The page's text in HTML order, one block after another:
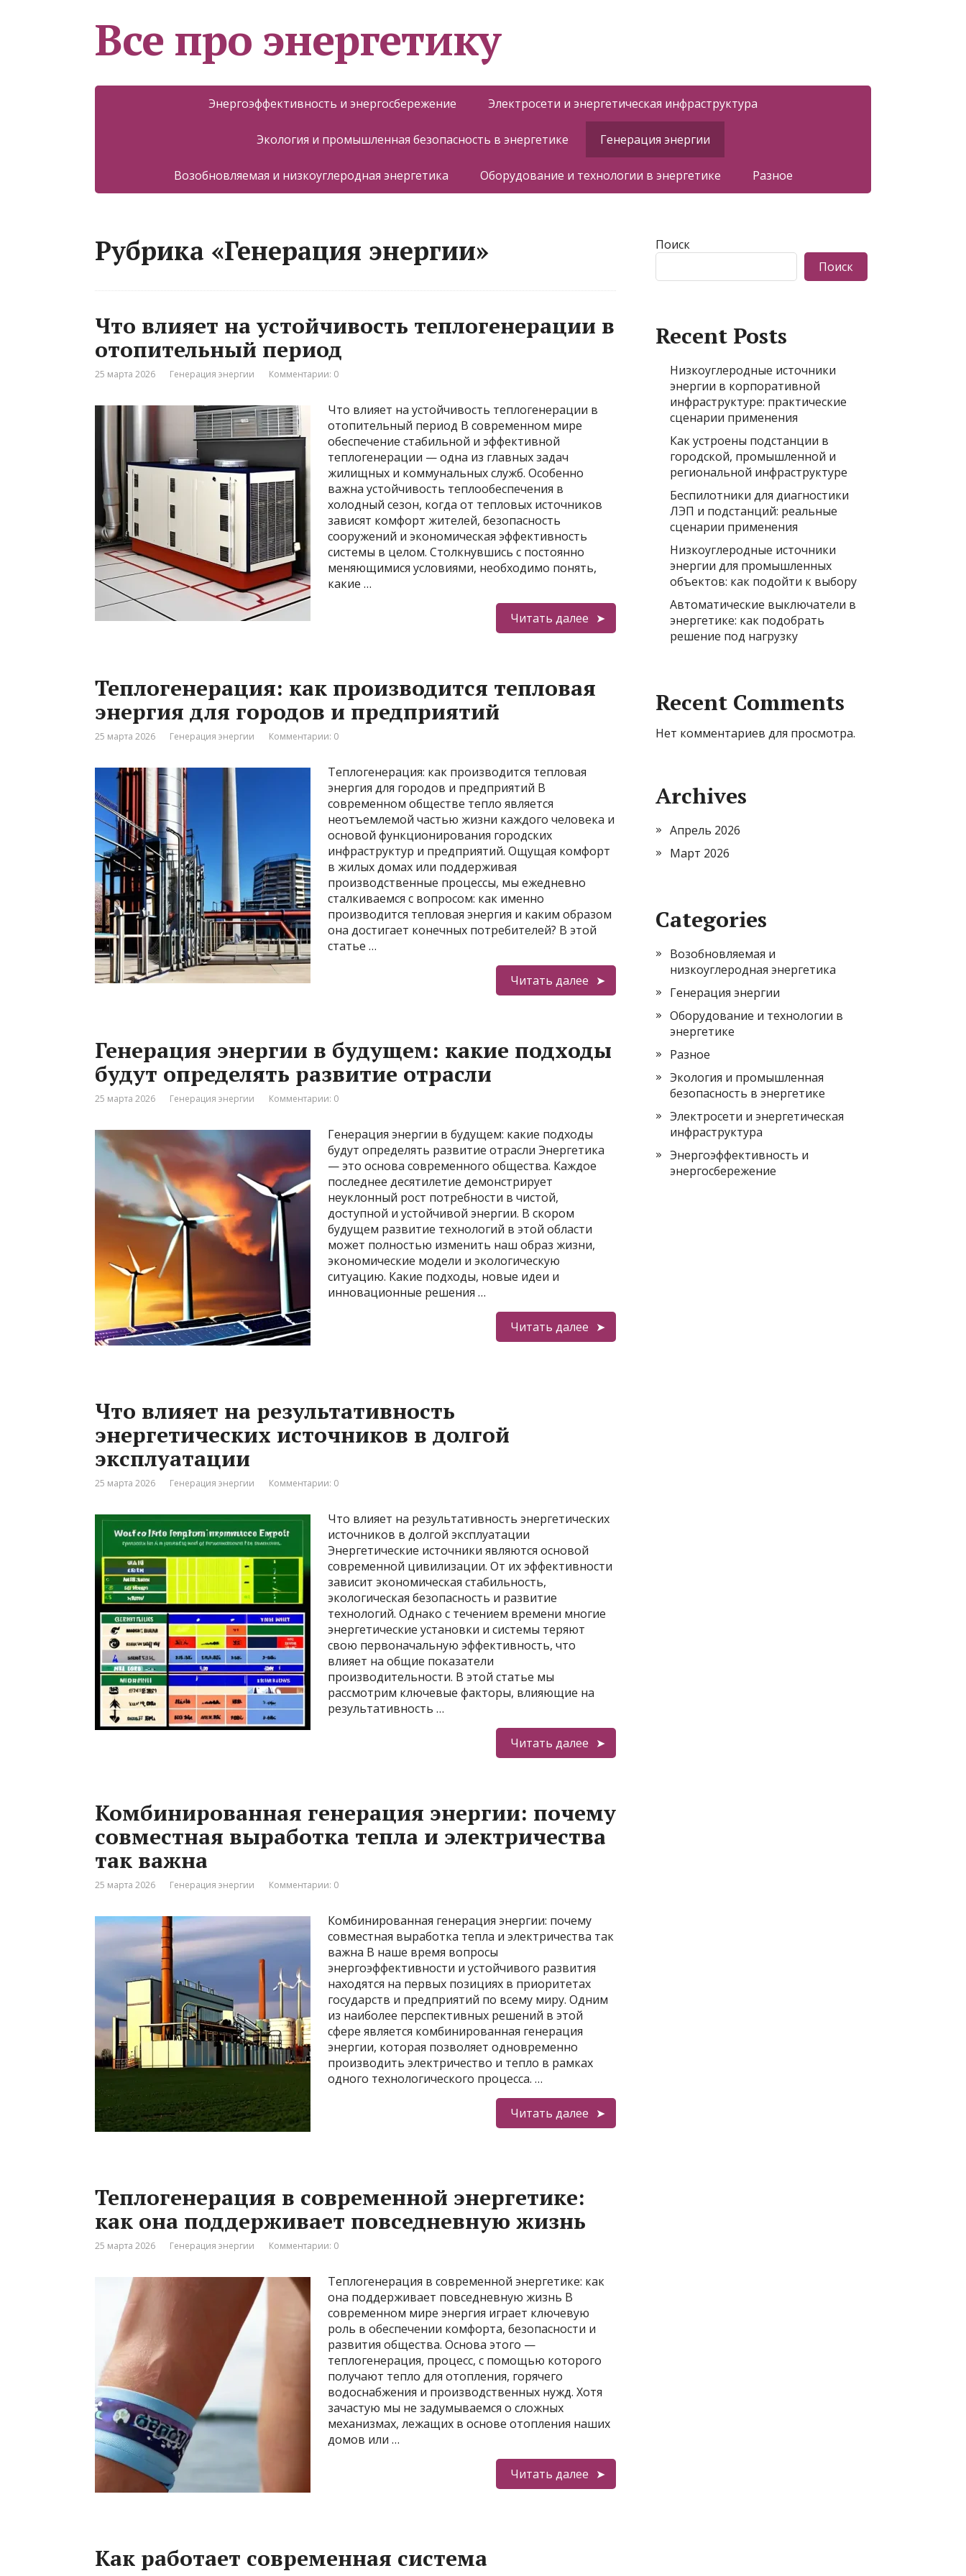
Все про энергетику
Энергоэффективность и энергосбережение Электросети и энергетическая инфраструктура
Экология и промышленная безопасность в энергетике Генерация энергии
Возобновляемая и низкоуглеродная энергетика Оборудование и технологии в энергетике Разное
Рубрика «Генерация энергии»
Что влияет на устойчивость теплогенерации в
отопительный период
25 марта 2026 Генерация энергии Комментарии: 0
Что влияет на устойчивость теплогенерации в
отопительный период В современном мире
обеспечение стабильной и эффективной
теплогенерации — одна из главных задач
жилищных и коммунальных служб. Особенно
важна устойчивость теплообеспечения в
холодный сезон, когда от тепловых источников
зависят комфорт жителей, безопасность
сооружений и экономическая эффективность
системы в целом. Столкнувшись с постоянно
меняющимися условиями, необходимо понять,
какие …
Читать далее
Теплогенерация: как производится тепловая
энергия для городов и предприятий
25 марта 2026 Генерация энергии Комментарии: 0
Теплогенерация: как производится тепловая
энергия для городов и предприятий В
современном обществе тепло является
неотъемлемой частью жизни каждого человека и
основой функционирования городских
инфраструктур и предприятий. Ощущая комфорт
в жилых домах или поддерживая
производственные процессы, мы ежедневно
сталкиваемся с вопросом: как именно
производится тепловая энергия и каким образом
она достигает конечных потребителей? В этой
статье …
Читать далее
Генерация энергии в будущем: какие подходы
будут определять развитие отрасли
25 марта 2026 Генерация энергии Комментарии: 0
Генерация энергии в будущем: какие подходы
будут определять развитие отрасли Энергетика
— это основа современного общества. Каждое
последнее десятилетие демонстрирует
неуклонный рост потребности в чистой,
доступной и устойчивой энергии. В скором
будущем развитие технологий в этой области
может полностью изменить наш образ жизни,
экономические модели и экологическую
ситуацию. Какие подходы, новые идеи и
инновационные решения …
Читать далее
Что влияет на результативность
энергетических источников в долгой
эксплуатации
25 марта 2026 Генерация энергии Комментарии: 0
Что влияет на результативность энергетических
источников в долгой эксплуатации
Энергетические источники являются основой
современной цивилизации. От их эффективности
зависит экономическая стабильность,
экологическая безопасность и развитие
технологий. Однако с течением времени многие
энергетические установки и системы теряют
свою первоначальную эффективность, что
влияет на общие показатели
производительности. В этой статье мы
рассмотрим ключевые факторы, влияющие на
результативность …
Читать далее
Комбинированная генерация энергии: почему
совместная выработка тепла и электричества
так важна
25 марта 2026 Генерация энергии Комментарии: 0
Комбинированная генерация энергии: почему
совместная выработка тепла и электричества так
важна В наше время вопросы
энергоэффективности и устойчивого развития
находятся на первых позициях в приоритетах
государств и предприятий по всему миру. Одним
из наиболее перспективных решений в этой
сфере является комбинированная генерация
энергии, которая позволяет одновременно
производить электричество и тепло в рамках
одного технологического процесса. …
Читать далее
Теплогенерация в современной энергетике:
как она поддерживает повседневную жизнь
25 марта 2026 Генерация энергии Комментарии: 0
Теплогенерация в современной энергетике: как
она поддерживает повседневную жизнь В
современном мире энергия играет ключевую
роль в обеспечении комфорта, безопасности и
развития общества. Основа этого —
теплогенерация, процесс, с помощью которого
получают тепло для отопления, горячего
водоснабжения и производственных нужд. Хотя
зачастую мы не задумываемся о сложных
механизмах, лежащих в основе отопления наших
домов или …
Читать далее
Как работает современная система
Поиск
Поиск
Recent Posts
Низкоуглеродные источники
энергии в корпоративной
инфраструктуре: практические
сценарии применения
Как устроены подстанции в
городской, промышленной и
региональной инфраструктуре
Беспилотники для диагностики
ЛЭП и подстанций: реальные
сценарии применения
Низкоуглеродные источники
энергии для промышленных
объектов: как подойти к выбору
Автоматические выключатели в
энергетике: как подобрать
решение под нагрузку
Recent Comments
Нет комментариев для просмотра.
Archives
Апрель 2026
Март 2026
Categories
Возобновляемая и
низкоуглеродная энергетика
Генерация энергии
Оборудование и технологии в
энергетике
Разное
Экология и промышленная
безопасность в энергетике
Электросети и энергетическая
инфраструктура
Энергоэффективность и
энергосбережение